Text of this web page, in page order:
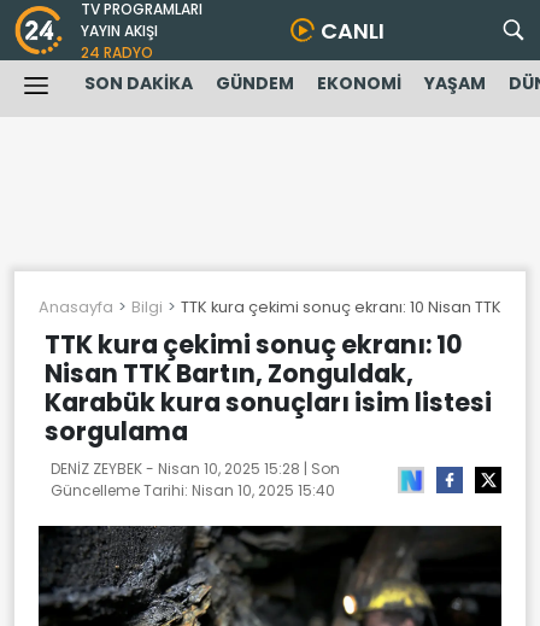
TV PROGRAMLARI
YAYIN AKIŞI
24 RADYO
CANLI
SON DAKİKA GÜNDEM EKONOMİ YAŞAM
Anasayfa Bilgi TTK kura çekimi sonuç ekranı: 10 Nisan TTK
TTK kura çekimi sonuç ekranı: 10
Nisan TTK Bartın, Zonguldak,
Karabük kura sonuçları isim listesi
sorgulama
DENİZ ZEYBEK - Nisan 10, 2025 15:28 | Son
Güncelleme Tarihi: Nisan 10, 2025 15:40